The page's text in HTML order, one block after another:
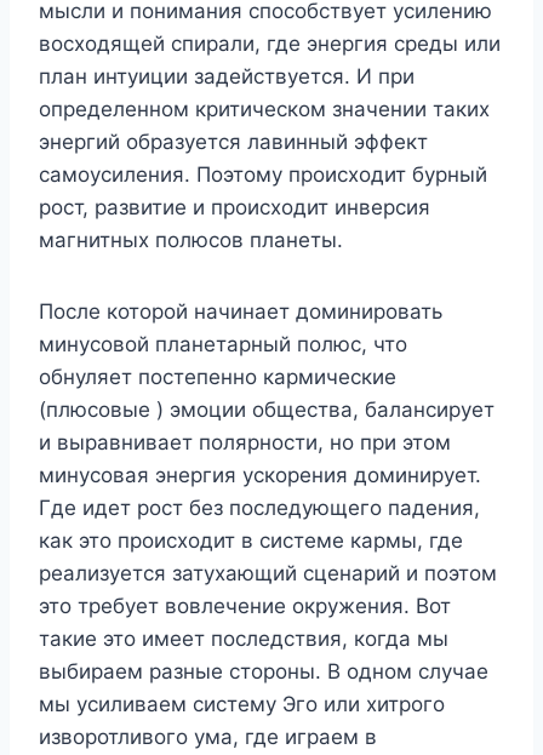
мысли и понимания способствует усилению
восходящей спирали, где энергия среды или
план интуиции задействуется. И при
определенном критическом значении таких
энергий образуется лавинный эффект
самоусиления. Поэтому происходит бурный
рост, развитие и происходит инверсия
магнитных полюсов планеты.
После которой начинает доминировать
минусовой планетарный полюс, что
обнуляет постепенно кармические
(плюсовые ) эмоции общества, балансирует
и выравнивает полярности, но при этом
минусовая энергия ускорения доминирует.
Где идет рост без последующего падения,
как это происходит в системе кармы, где
реализуется затухающий сценарий и поэтом
это требует вовлечение окружения. Вот
такие это имеет последствия, когда мы
выбираем разные стороны. В одном случае
мы усиливаем систему Эго или хитрого
изворотливого ума, где играем в